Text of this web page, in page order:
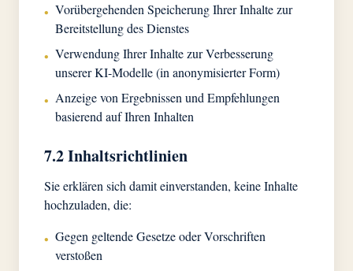
• Vorübergehenden Speicherung Ihrer Inhalte zur
Bereitstellung des Dienstes
• Verwendung Ihrer Inhalte zur Verbesserung
unserer KI-Modelle (in anonymisierter Form)
• Anzeige von Ergebnissen und Empfehlungen
basierend auf Ihren Inhalten
7.2 Inhaltsrichtlinien
Sie erklären sich damit einverstanden, keine Inhalte
hochzuladen, die:
• Gegen geltende Gesetze oder Vorschriften
verstoßen